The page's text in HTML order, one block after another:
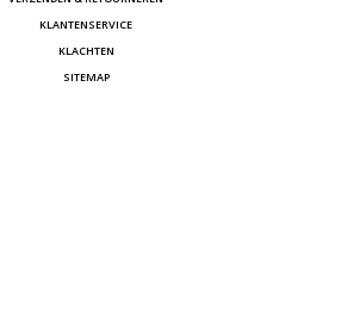
KLANTENSERVICE
KLACHTEN
SITEMAP